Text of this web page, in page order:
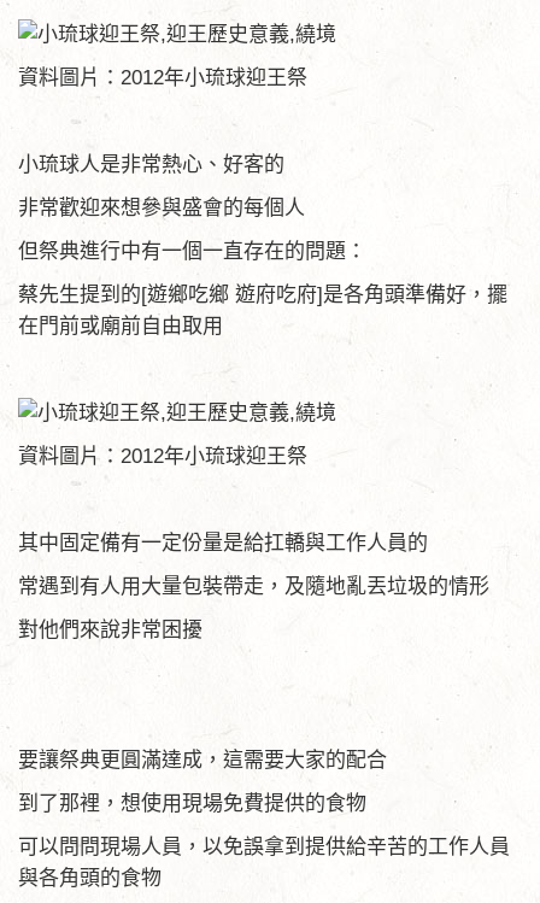
資料圖片：2012年小琉球迎王祭
小琉球人是非常熱心、好客的
非常歡迎來想參與盛會的每個人
但祭典進行中有一個一直存在的問題：
蔡先生提到的[遊鄉吃鄉 遊府吃府]是各角頭準備好，擺
在門前或廟前自由取用
資料圖片：2012年小琉球迎王祭
其中固定備有一定份量是給扛轎與工作人員的
常遇到有人用大量包裝帶走，及隨地亂丟垃圾的情形
對他們來說非常困擾
要讓祭典更圓滿達成，這需要大家的配合
到了那裡，想使用現場免費提供的食物
可以問問現場人員，以免誤拿到提供給辛苦的工作人員
與各角頭的食物